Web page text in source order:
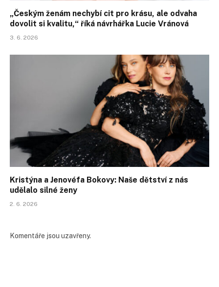
„Českým ženám nechybí cit pro krásu, ale odvaha
dovolit si kvalitu,“ říká návrhářka Lucie Vránová
3. 6. 2026
Kristýna a Jenovéfa Bokovy: Naše dětství z nás
udělalo silné ženy
2. 6. 2026
Komentáře jsou uzavřeny.